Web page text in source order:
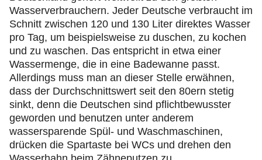
Wasserverbrauchern. Jeder Deutsche verbraucht im
Schnitt zwischen 120 und 130 Liter direktes Wasser
pro Tag, um beispielsweise zu duschen, zu kochen
und zu waschen. Das entspricht in etwa einer
Wassermenge, die in eine Badewanne passt.
Allerdings muss man an dieser Stelle erwähnen,
dass der Durchschnittswert seit den 80ern stetig
sinkt, denn die Deutschen sind pflichtbewusster
geworden und benutzen unter anderem
wassersparende Spül- und Waschmaschinen,
drücken die Spartaste bei WCs und drehen den